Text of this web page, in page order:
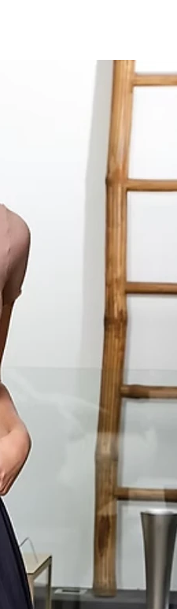
BEAUTY CASE
Colore
Composizione e lavaggio
Select
Quantity
Add to Cart